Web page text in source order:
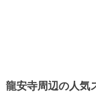
龍安寺周辺の人気